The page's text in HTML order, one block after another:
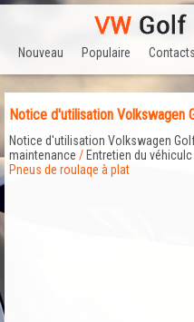
Nouveau Populaire Contacts
Notice d'utilisation Volkswagen
Notice d'utilisation Volkswagen
maintenance / Entretien du
Pneus de roulaqe à plat